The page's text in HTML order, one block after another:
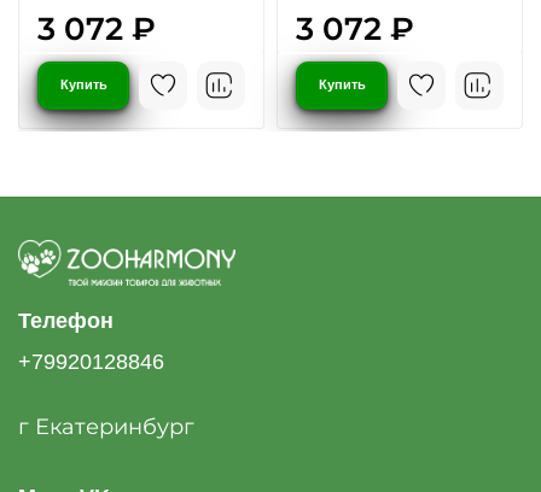
3 072 ₽
Купить
3 072 ₽
Купить
Телефон
+79920128846
г Екатеринбург